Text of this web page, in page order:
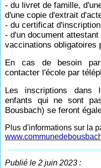
- du livret de famille,
d'une copie d'extrait
- du certificat
- d'un document
vaccinations obligatoires
En cas de besoin
contacter l'école par
Les inscriptions dans
enfants qui ne sont
Bousbach) se feront
Plus d'informations sur la
Publié le 2 juin 2023 :